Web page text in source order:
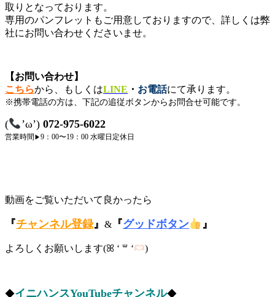
取りとなっております。
専用のパンフレットもご用意しておりますので、詳しくは弊
社にお問い合わせくださいませ。
【お問い合わせ】
こちらから、もしくはLINE ・ お電話にて承ります。
※携帯電話の方は、下記の追従ボタンからお問合せ可能です。
( ’ω’) 072-975-6022
営業時間▶︎9：00〜19：00 水曜日定休日
動画をご覧いただいて良かったら
『チャンネル登録』 & 『グッドボタン 』
よろしくお願いします(ꕤ ‘ ꒳ ‘ )
◆イニハンスYouTubeチャンネル◆